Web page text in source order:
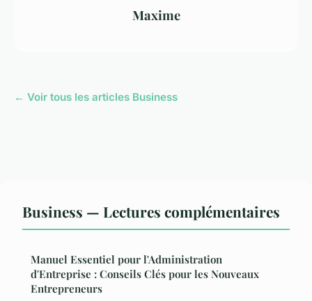
Maxime
← Voir tous les articles Business
Business — Lectures complémentaires
Manuel Essentiel pour l'Administration
d'Entreprise : Conseils Clés pour les Nouveaux
Entrepreneurs